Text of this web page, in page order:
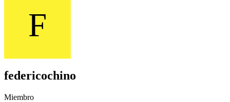
F
federicochino
Miembro